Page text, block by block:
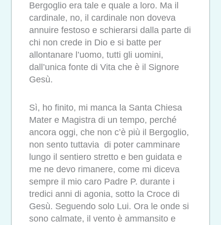
Bergoglio era tale e quale a loro. Ma il
cardinale, no, il cardinale non doveva
annuire festoso e schierarsi dalla parte di
chi non crede in Dio e si batte per
allontanare l’uomo, tutti gli uomini,
dall’unica fonte di Vita che è il Signore
Gesù.
Sì, ho finito, mi manca la Santa Chiesa
Mater e Magistra di un tempo, perché
ancora oggi, che non c’è più il Bergoglio,
non sento tuttavia di poter camminare
lungo il sentiero stretto e ben guidata e
me ne devo rimanere, come mi diceva
sempre il mio caro Padre P. durante i
tredici anni di agonia, sotto la Croce di
Gesù. Seguendo solo Lui. Ora le onde si
sono calmate, il vento è ammansito e